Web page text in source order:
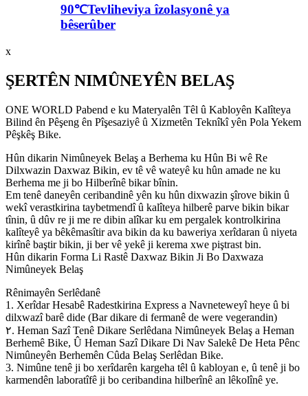
90℃Tevliheviya îzolasyonê ya
bêserûber
x
ŞERTÊN NIMÛNEYÊN BELAŞ
ONE WORLD Pabend e ku Materyalên Têl û Kabloyên Kalîteya
Bilind ên Pêşeng ên Pîşesaziyê û Xizmetên Teknîkî yên Pola Yekem
Pêşkêş Bike.
Hûn dikarin Nimûneyek Belaş a Berhema ku Hûn Bi wê Re
Dilxwazin Daxwaz Bikin, ev tê vê wateyê ku hûn amade ne ku
Berhema me ji bo Hilberînê bikar bînin.
Em tenê daneyên ceribandinê yên ku hûn dixwazin şîrove bikin û
wekî verastkirina taybetmendî û kalîteya hilberê parve bikin bikar
tînin, û dûv re ji me re dibin alîkar ku em pergalek kontrolkirina
kalîteyê ya bêkêmasîtir ava bikin da ku baweriya xerîdaran û niyeta
kirînê baştir bikin, ji ber vê yekê ji kerema xwe piştrast bin.
Hûn dikarin Forma Li Rastê Daxwaz Bikin Ji Bo Daxwaza
Nimûneyek Belaş
Rênimayên Serlêdanê
1. Xerîdar Hesabê Radestkirina Express a Navneteweyî heye û bi
dilxwazî ​​​​barê dide (Bar dikare di fermanê de were vegerandin)
٢. Heman Sazî Tenê Dikare Serlêdana Nimûneyek Belaş a Heman
Berhemê Bike, Û Heman Sazî Dikare Di Nav Salekê De Heta Pênc
Nimûneyên Berhemên Cûda Belaş Serlêdan Bike.
3. Nimûne tenê ji bo xerîdarên kargeha têl û kabloyan e, û tenê ji bo
karmendên laboratîfê ji bo ceribandina hilberînê an lêkolînê ye.